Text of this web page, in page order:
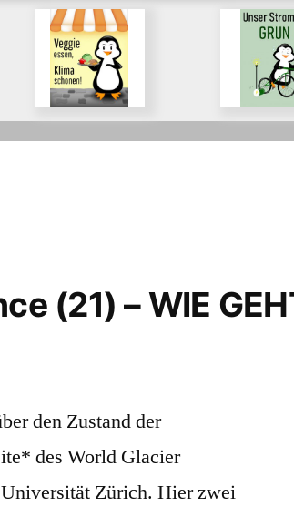
Für eine
nachhaltige
Ernährung
Für die
Förderung
durch
(21) – WIE
den Zustand der
des World Glacier
Zürich. Hier zwei